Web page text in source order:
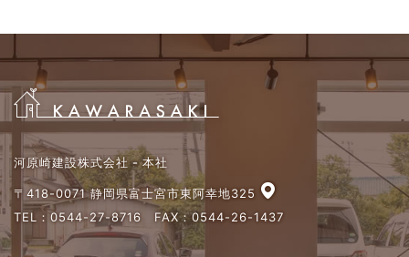
河原崎建設株式会社 - 本社
〒418-0071 静岡県富士宮市東阿幸地325
TEL： 0544-27-8716 FAX：0544-26-1437